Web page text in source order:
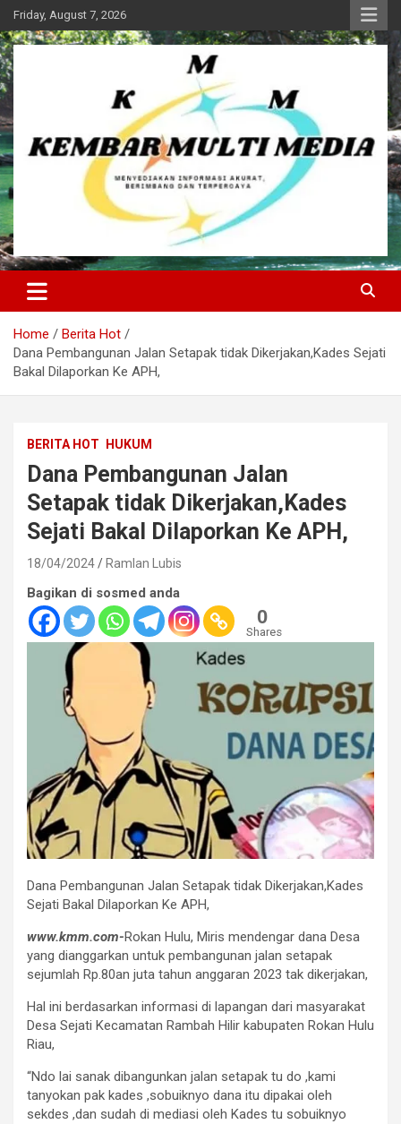
Skip
to
content
Friday, August 7, 2026
Kembar Multi Media
Home
Berita Hot
Dana Pembangunan Jalan Setapak tidak Dikerjakan,Kades Sejati
Bakal Dilaporkan Ke APH,
BERITA HOT HUKUM
Dana Pembangunan Jalan
Setapak tidak Dikerjakan,Kades
Sejati Bakal Dilaporkan Ke APH,
18/04/2024 Ramlan Lubis
Bagikan di sosmed anda
0
Shares
Dana Pembangunan Jalan Setapak tidak Dikerjakan,Kades
Sejati Bakal Dilaporkan Ke APH,
www.kmm.com-Rokan Hulu, Miris mendengar dana Desa
yang dianggarkan untuk pembangunan jalan setapak
sejumlah Rp.80an juta tahun anggaran 2023 tak dikerjakan,
Hal ini berdasarkan informasi di lapangan dari masyarakat
Desa Sejati Kecamatan Rambah Hilir kabupaten Rokan Hulu
Riau,
“Ndo lai sanak dibangunkan jalan setapak tu do ,kami
tanyokan pak kades ,sobuiknyo dana itu dipakai oleh
sekdes ,dan sudah di mediasi oleh Kades tu sobuiknyo